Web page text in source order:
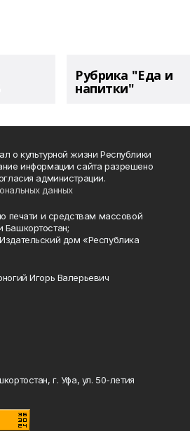
Рубрика "Еда и
напитки"
о культурной жизни Республики
информации сайта разрешено
администрации.
данных
печати и средствам массовой
Башкортостан;
дом «Республика
Игорь Валерьевич
г. Уфа, ул. 50-летия